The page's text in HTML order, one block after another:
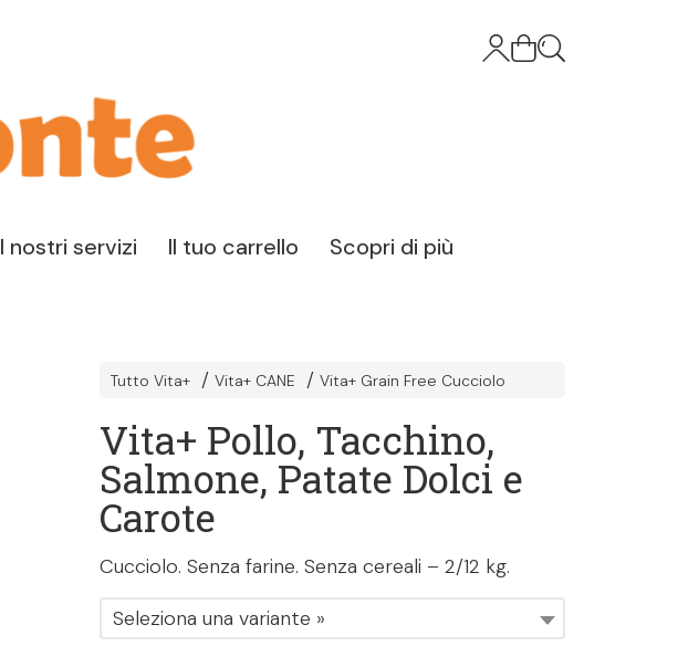
I nostri servizi Il tuo carrello Scopri di più
Tutto Vita+ Vita+ CANE Vita+ Grain Free Cucciolo
Vita+ Pollo, Tacchino,
Salmone, Patate Dolci e
Carote
Cucciolo. Senza farine. Senza cereali – 2/12 kg.
Seleziona una variante »